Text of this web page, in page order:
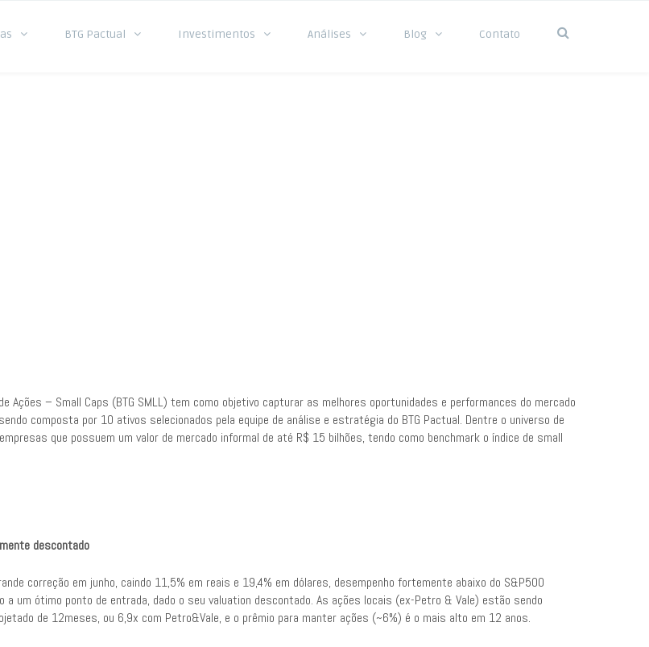
BTG Pactual Investimentos Análises Blog Contato
Ações – Small Caps (BTG SMLL) tem como objetivo capturar as melhores oportunidades e performances do mercado
composta por 10 ativos selecionados pela equipe de análise e estratégia do BTG Pactual. Dentre o universo de
que possuem um valor de mercado informal de até R$ 15 bilhões, tendo como benchmark o índice de small
descontado
correção em junho, caindo 11,5% em reais e 19,4% em dólares, desempenho fortemente abaixo do S&P500
a um ótimo ponto de entrada, dado o seu valuation descontado. As ações locais (ex-Petro & Vale) estão sendo
de 12meses, ou 6,9x com Petro&Vale, e o prêmio para manter ações (~6%) é o mais alto em 12 anos.